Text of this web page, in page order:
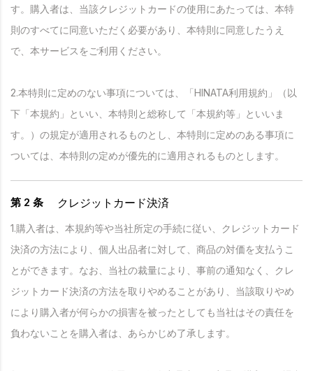
す。購入者は、当該クレジットカードの使用にあたっては、本特
則のすべてに同意いただく必要があり、本特則に同意したうえ
で、本サービスをご利用ください。
2.本特則に定めのない事項については、「HINATA利用規約」（以
下「本規約」といい、本特則と総称して「本規約等」といいま
す。）の規定が適用されるものとし、本特則に定めのある事項に
ついては、本特則の定めが優先的に適用されるものとします。
第 2 条 クレジットカード決済
1.購入者は、本規約等や当社所定の手続に従い、クレジットカード
決済の方法により、個人出品者に対して、商品の対価を支払うこ
とができます。なお、当社の裁量により、事前の通知なく、クレ
ジットカード決済の方法を取りやめることがあり、当該取りやめ
により購入者が何らかの損害を被ったとしても当社はその責任を
負わないことを購入者は、あらかじめ了承します。